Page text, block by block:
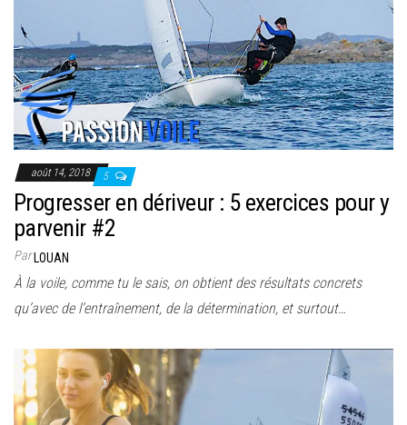
août 14, 2018 5
Progresser en dériveur : 5 exercices pour y
parvenir #2
ParLOUAN
À la voile, comme tu le sais, on obtient des résultats concrets
qu’avec de l’entraînement, de la détermination, et surtout…